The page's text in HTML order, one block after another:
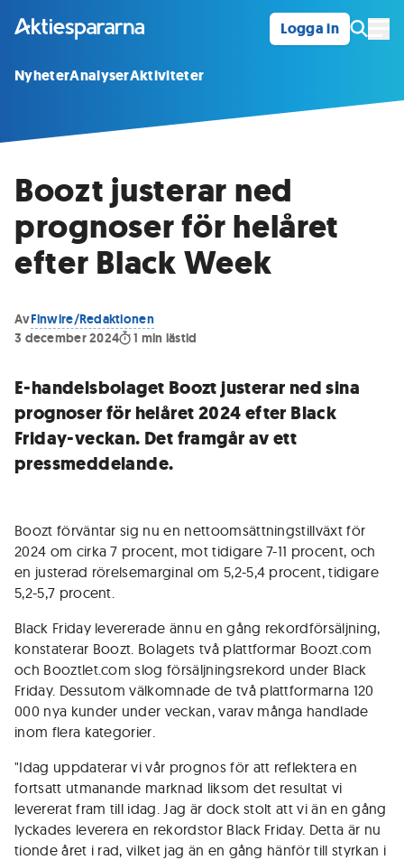
Logga in
NyheterAnalyserAktiviteter
Boozt justerar ned
prognoser för helåret
efter Black Week
AvFinwire/Redaktionen
3 december 2024
1 min lästid
E-handelsbolaget Boozt justerar ned sina
prognoser för helåret 2024 efter Black
Friday-veckan. Det framgår av ett
pressmeddelande.
Boozt förväntar sig nu en nettoomsättningstillväxt för
2024 om cirka 7 procent, mot tidigare 7-11 procent, och
en justerad rörelsemarginal om 5,2-5,4 procent, tidigare
5,2-5,7 procent.
Black Friday levererade ännu en gång rekordförsäljning,
konstaterar Boozt. Bolagets två plattformar Boozt.com
och Booztlet.com slog försäljningsrekord under Black
Friday. Dessutom välkomnade de två plattformarna 120
000 nya kunder under veckan, varav många handlade
inom flera kategorier.
"Idag uppdaterar vi vår prognos för att reflektera en
fortsatt utmanande marknad liksom det resultat vi
levererat fram till idag. Jag är dock stolt att vi än en gång
lyckades leverera en rekordstor Black Friday. Detta är nu
tionde året i rad, vilket jag än en gång hänför till styrkan i